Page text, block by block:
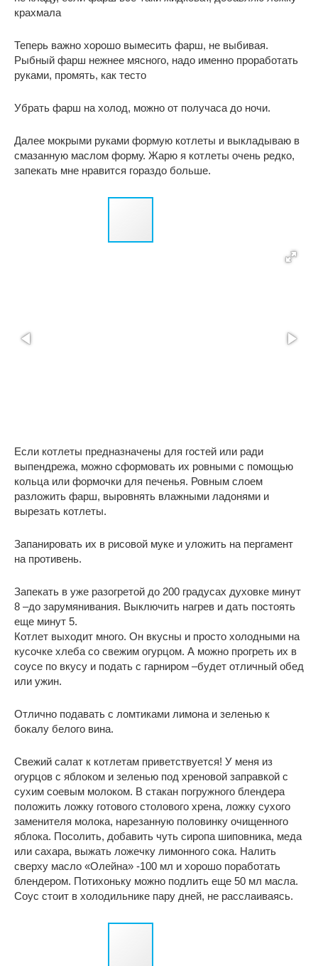
крахмала
Теперь важно хорошо вымесить фарш, не выбивая.
Рыбный фарш нежнее мясного, надо именно проработать
руками, промять, как тесто
Убрать фарш на холод, можно от получаса до ночи.
Далее мокрыми руками формую котлеты и выкладываю в
смазанную маслом форму. Жарю я котлеты очень редко,
запекать мне нравится гораздо больше.
Если котлеты предназначены для гостей или ради
выпендрежа, можно сформовать их ровными с помощью
кольца или формочки для печенья. Ровным слоем
разложить фарш, выровнять влажными ладонями и
вырезать котлеты.
Запанировать их в рисовой муке и уложить на пергамент
на противень.
Запекать в уже разогретой до 200 градусах духовке минут
8 –до зарумянивания. Выключить нагрев и дать постоять
еще минут 5.
Котлет выходит много. Он вкусны и просто холодными на
кусочке хлеба со свежим огурцом. А можно прогреть их в
соусе по вкусу и подать с гарниром –будет отличный обед
или ужин.
Отлично подавать с ломтиками лимона и зеленью к
бокалу белого вина.
Свежий салат к котлетам приветствуется! У меня из
огурцов с яблоком и зеленью под хреновой заправкой с
сухим соевым молоком. В стакан погружного блендера
положить ложку готового столового хрена, ложку сухого
заменителя молока, нарезанную половинку очищенного
яблока. Посолить, добавить чуть сиропа шиповника, меда
или сахара, выжать ложечку лимонного сока. Налить
сверху масло «Олейна» -100 мл и хорошо поработать
блендером. Потихоньку можно подлить еще 50 мл масла.
Соус стоит в холодильнике пару дней, не расслаиваясь.